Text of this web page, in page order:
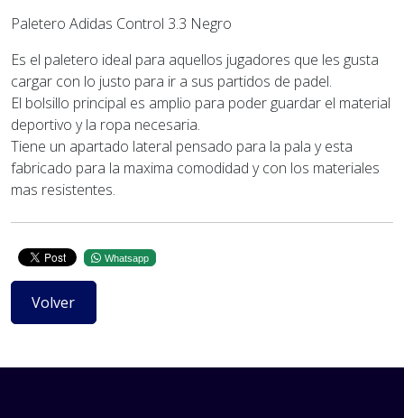
Paletero Adidas Control 3.3 Negro
Es el paletero ideal para aquellos jugadores que les gusta
cargar con lo justo para ir a sus partidos de padel.
El bolsillo principal es amplio para poder guardar el material
deportivo y la ropa necesaria.
Tiene un apartado lateral pensado para la pala y esta
fabricado para la maxima comodidad y con los materiales
mas resistentes.
Whatsapp
Volver